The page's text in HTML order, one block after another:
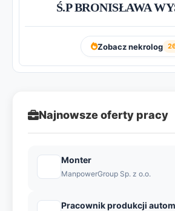
Ś.P BRONISŁAWA
Zobacz nekrolog
Najnowsze oferty pracy
Monter
ManpowerGroup Sp. z o.o.
Pracownik produkcji